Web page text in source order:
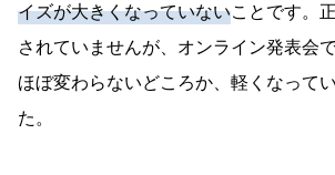
イズが大きくなっていないことです。
されていませんが、オンライン発表会
ほぼ変わらないどころか、軽くなって
た。